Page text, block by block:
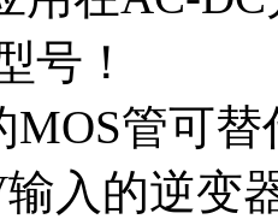
号！
MOS管可
输入的逆变